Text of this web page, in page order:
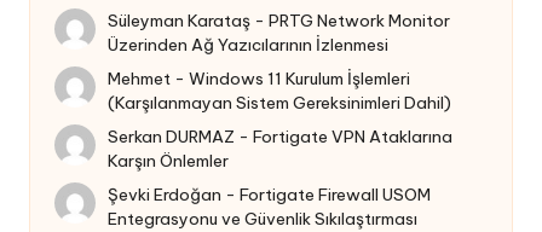
Süleyman Karataş -PRTG Network Monitor
Üzerinden Ağ Yazıcılarının İzlenmesi
Mehmet -Windows 11 Kurulum İşlemleri
(Karşılanmayan Sistem Gereksinimleri Dahil)
Serkan DURMAZ -Fortigate VPN Ataklarına
Karşın Önlemler
Şevki Erdoğan -Fortigate Firewall USOM
Entegrasyonu ve Güvenlik Sıkılaştırması